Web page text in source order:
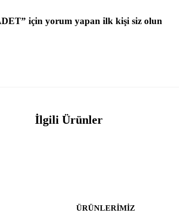
için yorum yapan ilk kişi siz olun
İlgili Ürünler
ÜRÜNLERIMIZ